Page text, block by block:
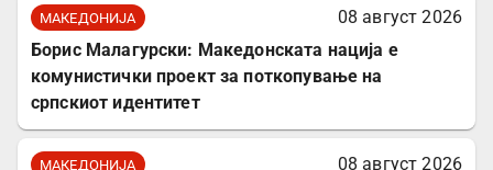
МАКЕДОНИЈА
08 август 2026
Борис Малагурски: Македонската нација е
комунистички проект за поткопување на
српскиот идентитет
МАКЕДОНИЈА 08 август 2026